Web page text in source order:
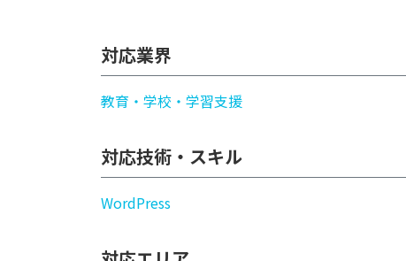
対応業界
教育・学校・学習支援
対応技術・スキル
WordPress